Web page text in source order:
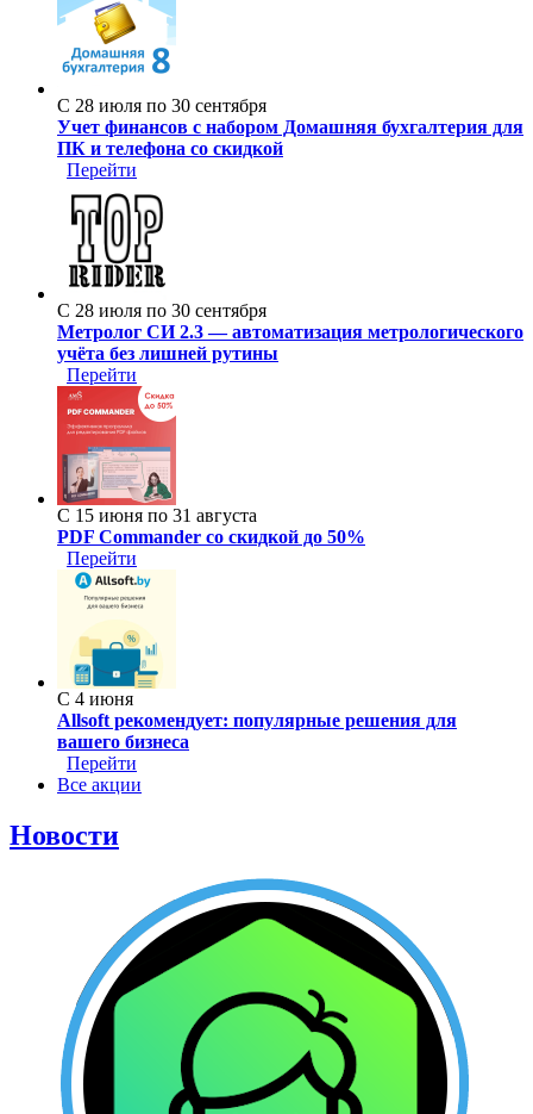
С 28 июля по 30 сентября
Учет финансов с набором Домашняя бухгалтерия для
ПК и телефона со скидкой
Перейти
С 28 июля по 30 сентября
Метролог СИ 2.3 — автоматизация метрологического
учёта без лишней рутины
Перейти
С 15 июня по 31 августа
PDF Commander со скидкой до 50%
Перейти
С 4 июня
Allsoft рекомендует: популярные решения для
вашего бизнеса
Перейти
Все акции
Новости